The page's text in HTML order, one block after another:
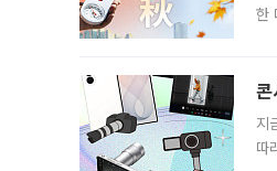
한
콘
지
따